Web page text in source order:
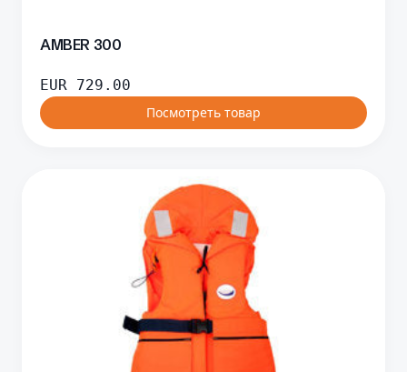
AMBER 300
EUR 729.00
Посмотреть товар